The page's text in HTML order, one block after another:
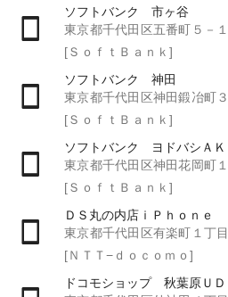
ソフトバンク 市ヶ谷
東京都千代田区五番町５－１
[ＳｏｆｔＢａｎｋ]
ソフトバンク 神田
東京都千代田区神田鍛冶町
[ＳｏｆｔＢａｎｋ]
ソフトバンク ヨドバシＡＫ
東京都千代田区神田花岡町１
[ＳｏｆｔＢａｎｋ]
ＤＳ丸の内店ｉＰｈｏｎｅ
東京都千代田区有楽町１丁
[ＮＴＴ−ｄｏｃｏｍｏ]
ドコモショップ 秋葉原Ｕ